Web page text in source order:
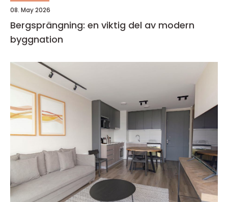
08. May 2026
Bergsprängning: en viktig del av modern
byggnation